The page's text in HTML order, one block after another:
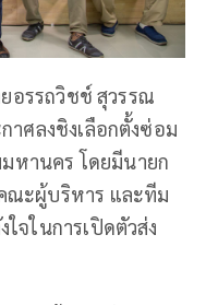
อรรถวิชช์ สุวรรณ
าศลงชิงเลือกตั้งซ่อม
หานคร โดยมีนายก
ะผู้บริหาร และทีม
จในการเปิดตัวส่ง